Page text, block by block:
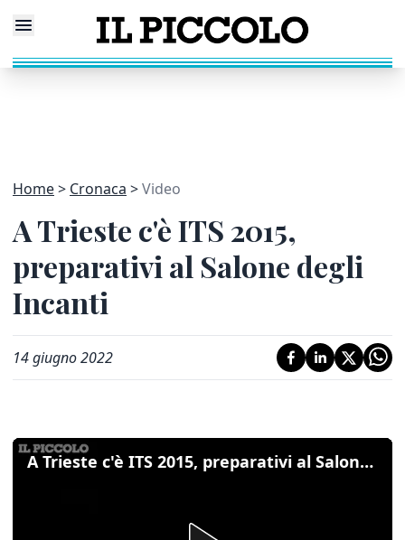
Home Cronaca Video
A Trieste c'è ITS 2015,
preparativi al Salone degli
Incanti
14 giugno 2022
A Trieste c'è ITS 2015, preparativi al Salone degli Incanti